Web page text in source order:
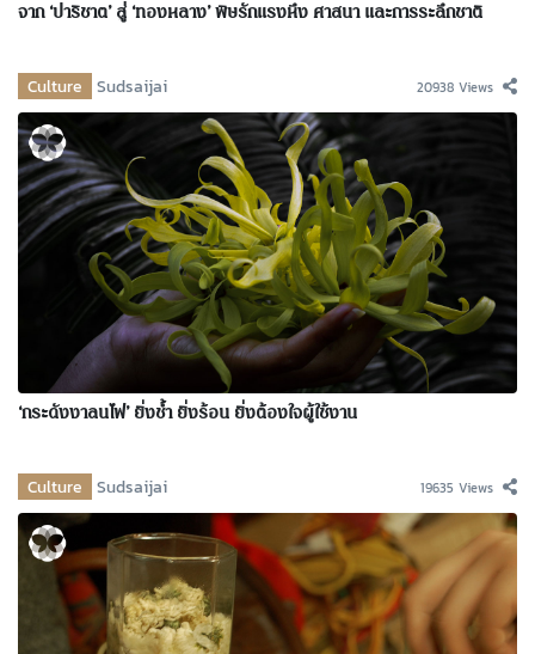
จาก ‘ปาริชาต’ สู่ ‘ทองหลาง’ พิษรักแรงหึง ศาสนา และการระลึกชาติ
Culture Sudsaijai 20938 Views
‘กระดังงาลนไฟ’ ยิ่งช้ำ ยิ่งร้อน ยิ่งต้องใจผู้ใช้งาน
Culture Sudsaijai 19635 Views